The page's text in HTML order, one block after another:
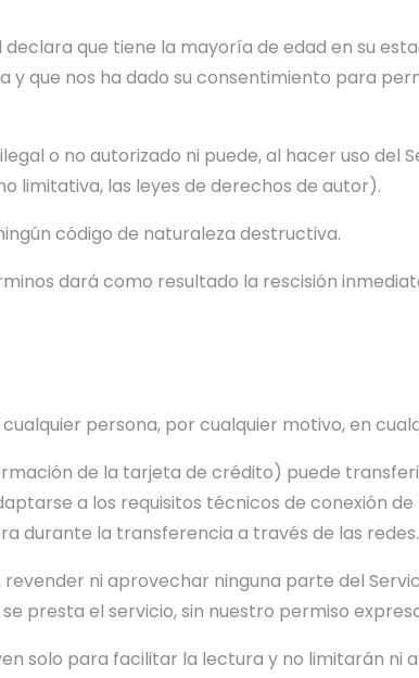
que tiene la mayoría de edad en su
y que nos ha dado su consentimiento para
o no autorizado ni puede, al hacer uso del
limitativa, las leyes de derechos de autor).
código de naturaleza destructiva.
dará como resultado la rescisión
persona, por cualquier motivo, en
de la tarjeta de crédito) puede
a los requisitos técnicos de conexión
durante la transferencia a través de las redes.
ni aprovechar ninguna parte del
presta el servicio, sin nuestro permiso
solo para facilitar la lectura y no limitarán ni